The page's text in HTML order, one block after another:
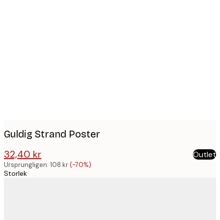
Guldig Strand Poster
32,40 kr
108 kr Outlet
Ursprungligen: 108 kr(-70%)
Storlek